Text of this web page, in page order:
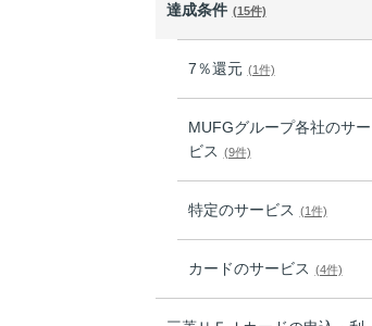
達成条件 (15件)
7％還元 (1件)
MUFGグループ各社のサー
ビス (9件)
特定のサービス (1件)
カードのサービス (4件)